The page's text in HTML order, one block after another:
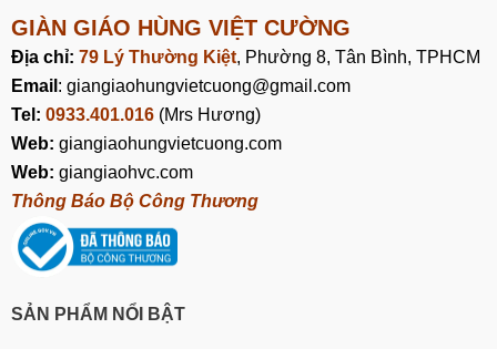
GIÀN GIÁO HÙNG VIỆT CƯỜNG
Địa chỉ: 79 Lý Thường Kiệt, Phường 8, Tân Bình, TPHCM
Email : giangiaohungvietcuong@gmail.com
Tel: 0933.401.016 (Mrs Hương)
Web: giangiaohungvietcuong.com
Web: giangiaohvc.com
Thông Báo Bộ Công Thương
SẢN PHẨM NỔI BẬT